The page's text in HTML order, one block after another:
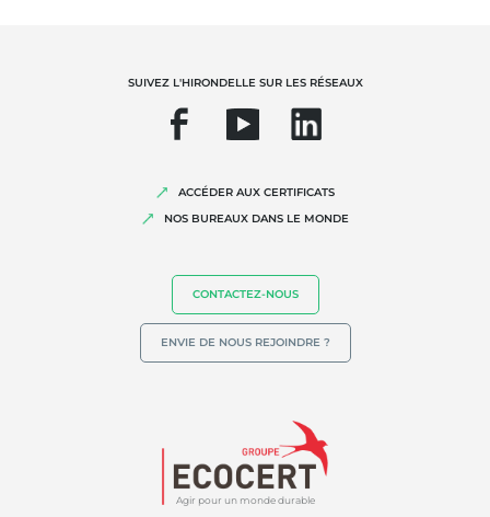
Agir pour un monde durable
SUIVEZ L'HIRONDELLE SUR LES RÉSEAUX
ACCÉDER AUX CERTIFICATS
NOS BUREAUX DANS LE MONDE
CONTACTEZ-NOUS
ENVIE DE NOUS REJOINDRE ?